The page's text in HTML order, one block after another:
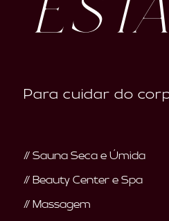
Para cuidar do
// Sauna Seca e Úmida
// Beauty Center e Spa
// Massagem